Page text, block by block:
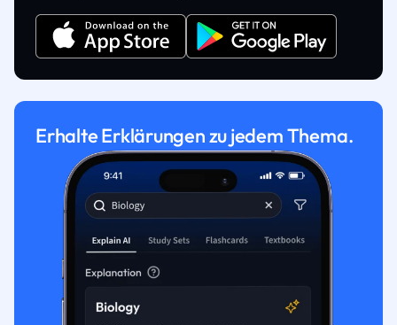
Erhalte Erklärungen zu jedem Thema.